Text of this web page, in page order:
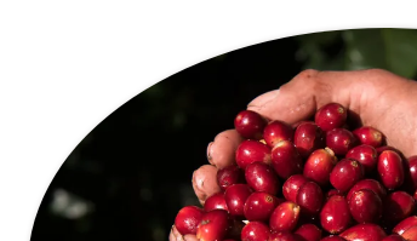
UTSOLGT